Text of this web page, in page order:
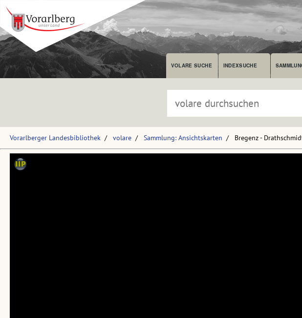
VOLARE SUCHE INDEXSUCHE
Vorarlberger Landesbibliothek volare Sammlung: Ansichtskarten Bregenz -